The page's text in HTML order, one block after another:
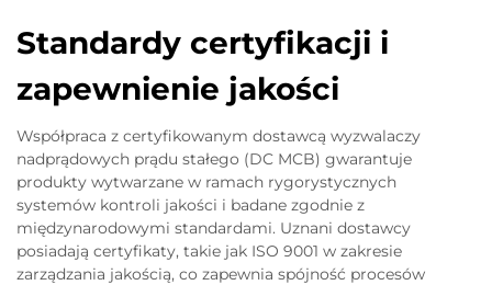
Standardy certyfikacji i
zapewnienie jakości
Współpraca z certyfikowanym dostawcą wyzwalaczy
nadprądowych prądu stałego (DC MCB) gwarantuje
produkty wytwarzane w ramach rygorystycznych
systemów kontroli jakości i badane zgodnie z
międzynarodowymi standardami. Uznani dostawcy
posiadają certyfikaty, takie jak ISO 9001 w zakresie
zarządzania jakością, co zapewnia spójność procesów